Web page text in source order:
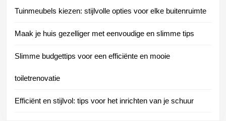
Tuinmeubels kiezen: stijlvolle opties voor elke buitenruimte
Maak je huis gezelliger met eenvoudige en slimme tips
Slimme budgettips voor een efficiënte en mooie
toiletrenovatie
Efficiënt en stijlvol: tips voor het inrichten van je schuur